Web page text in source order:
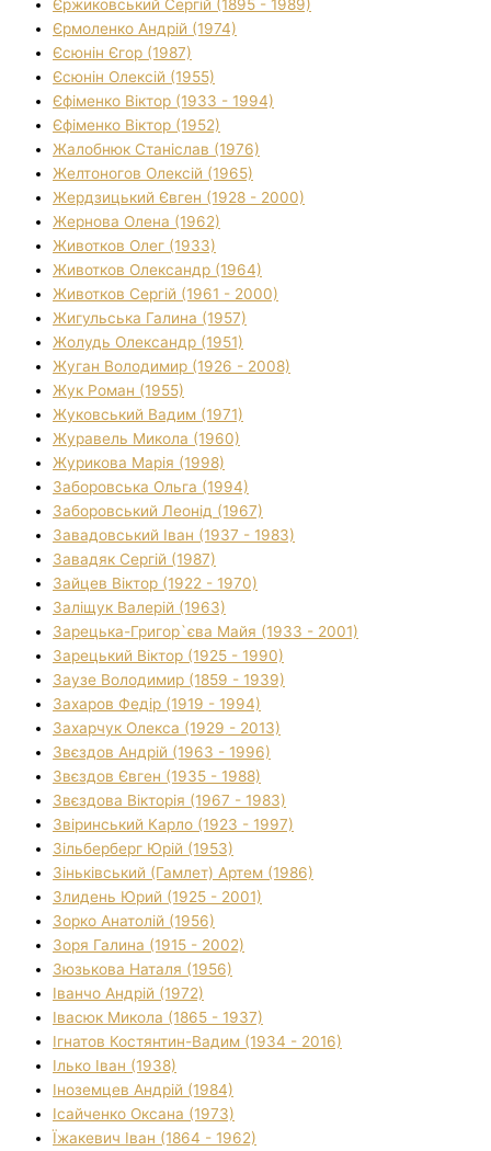
Єржиковський Сергій (1895 - 1989)
Єрмоленко Андрій (1974)
Єсюнін Єгор (1987)
Єсюнін Олексій (1955)
Єфіменко Віктор (1933 - 1994)
Єфіменко Віктор (1952)
Жалобнюк Станіслав (1976)
Желтоногов Олексій (1965)
Жердзицький Євген (1928 - 2000)
Жернова Олена (1962)
Животков Олег (1933)
Животков Олександр (1964)
Животков Сергій (1961 - 2000)
Жигульська Галина (1957)
Жолудь Олександр (1951)
Жуган Володимир (1926 - 2008)
Жук Роман (1955)
Жуковський Вадим (1971)
Журавель Микола (1960)
Журикова Марія (1998)
Заборовська Ольга (1994)
Заборовський Леонід (1967)
Завадовський Іван (1937 - 1983)
Завадяк Сергій (1987)
Зайцев Віктор (1922 - 1970)
Заліщук Валерій (1963)
Зарецька-Григор`єва Майя (1933 - 2001)
Зарецький Віктор (1925 - 1990)
Заузе Володимир (1859 - 1939)
Захаров Федір (1919 - 1994)
Захарчук Олекса (1929 - 2013)
Звєздов Андрій (1963 - 1996)
Звєздов Євген (1935 - 1988)
Звєздова Вікторія (1967 - 1983)
Звіринський Карло (1923 - 1997)
Зільберберг Юрій (1953)
Зіньківський (Гамлет) Артем (1986)
Злидень Юрий (1925 - 2001)
Зорко Анатолій (1956)
Зоря Галина (1915 - 2002)
Зюзькова Наталя (1956)
Іванчо Андрій (1972)
Івасюк Микола (1865 - 1937)
Ігнатов Костянтин-Вадим (1934 - 2016)
Ілько Іван (1938)
Іноземцев Андрій (1984)
Ісайченко Оксана (1973)
Їжакевич Іван (1864 - 1962)